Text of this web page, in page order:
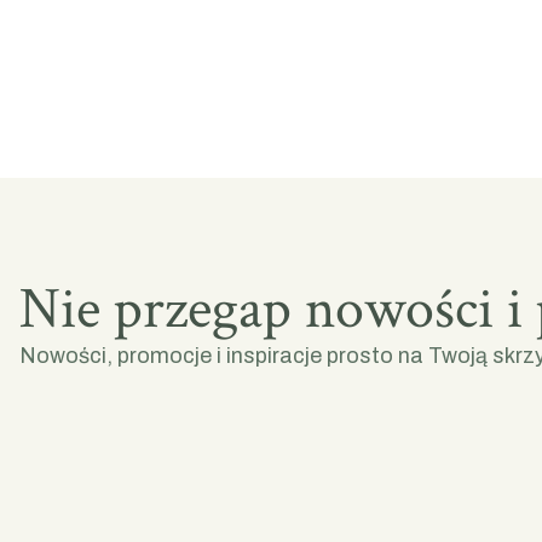
Nie przegap nowości
Nowości, promocje i inspiracje prosto na Twoją